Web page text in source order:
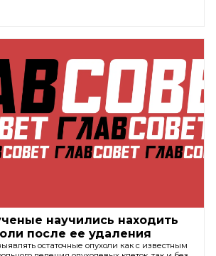
научились находить
после ее удаления
остаточные опухоли как с известным